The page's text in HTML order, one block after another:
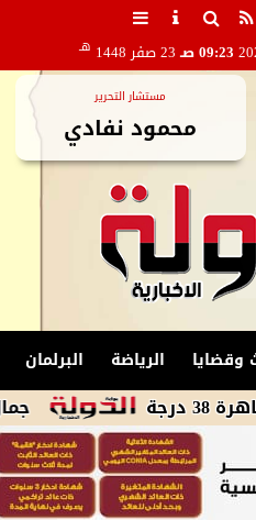
09:23 صـ 23 صفر 1448 هـ
مستشار التحرير
محمود نفادي
وقضايا الرياضة البرلمان
جمال